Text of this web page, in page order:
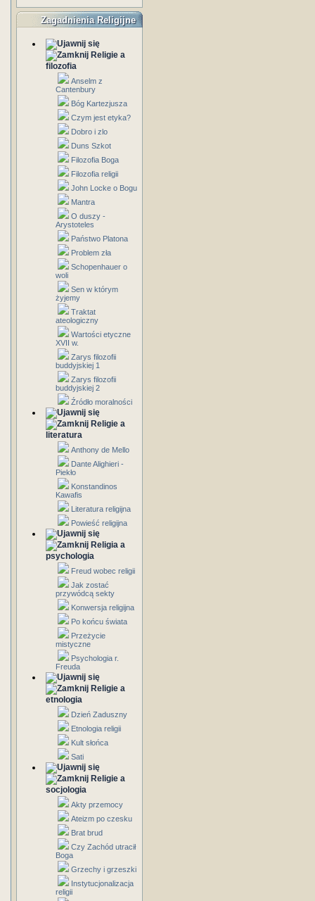
Zagadnienia Religijne
Religie a
filozofia
Anselm z
Cantenbury
Bóg Kartezjusza
Czym jest etyka?
Dobro i zlo
Duns Szkot
Filozofia Boga
Filozofia religii
John Locke o Bogu
Mantra
O duszy -
Arystoteles
Państwo Platona
Problem zła
Schopenhauer o
woli
Sen w którym
żyjemy
Traktat
ateologiczny
Wartości etyczne
XVII w.
Zarys filozofii
buddyjskiej 1
Zarys filozofii
buddyjskiej 2
Źródło moralności
Religie a
literatura
Anthony de Mello
Dante Alighieri -
Piekło
Konstandinos
Kawafis
Literatura religijna
Powieść religijna
Religia a
psychologia
Freud wobec religii
Jak zostać
przywódcą sekty
Konwersja religijna
Po końcu świata
Przeżycie
mistyczne
Psychologia r.
Freuda
Religie a
etnologia
Dzień Zaduszny
Etnologia religii
Kult słońca
Sati
Religie a
socjologia
Akty przemocy
Ateizm po czesku
Brat brud
Czy Zachód utracił
Boga
Grzechy i grzeszki
Instytucjonalizacja
religii